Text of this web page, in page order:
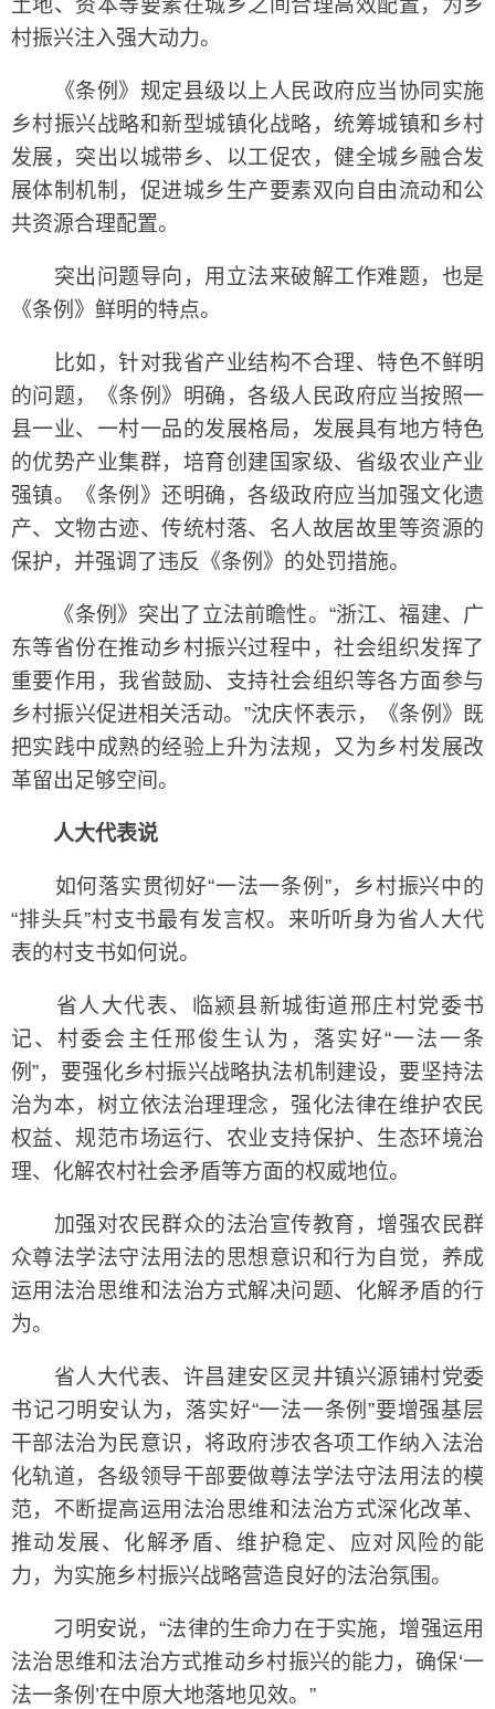
土地、资本等要素在城乡之间合理高效配置，为乡
村振兴注入强大动力。
《条例》规定县级以上人民政府应当协同实施
乡村振兴战略和新型城镇化战略，统筹城镇和乡村
发展，突出以城带乡、以工促农，健全城乡融合发
展体制机制，促进城乡生产要素双向自由流动和公
共资源合理配置。
突出问题导向，用立法来破解工作难题，也是
《条例》鲜明的特点。
比如，针对我省产业结构不合理、特色不鲜明
的问题，《条例》明确，各级人民政府应当按照一
县一业、一村一品的发展格局，发展具有地方特色
的优势产业集群，培育创建国家级、省级农业产业
强镇。《条例》还明确，各级政府应当加强文化遗
产、文物古迹、传统村落、名人故居故里等资源的
保护，并强调了违反《条例》的处罚措施。
《条例》突出了立法前瞻性。“浙江、福建、广
东等省份在推动乡村振兴过程中，社会组织发挥了
重要作用，我省鼓励、支持社会组织等各方面参与
乡村振兴促进相关活动。”沈庆怀表示，《条例》既
把实践中成熟的经验上升为法规，又为乡村发展改
革留出足够空间。
人大代表说
如何落实贯彻好“一法一条例”，乡村振兴中的
“排头兵”村支书最有发言权。来听听身为省人大代
表的村支书如何说。
省人大代表、临颍县新城街道邢庄村党委书
记、村委会主任邢俊生认为，落实好“一法一条
例”，要强化乡村振兴战略执法机制建设，要坚持法
治为本，树立依法治理理念，强化法律在维护农民
权益、规范市场运行、农业支持保护、生态环境治
理、化解农村社会矛盾等方面的权威地位。
加强对农民群众的法治宣传教育，增强农民群
众尊法学法守法用法的思想意识和行为自觉，养成
运用法治思维和法治方式解决问题、化解矛盾的行
为。
省人大代表、许昌建安区灵井镇兴源铺村党委
书记刁明安认为，落实好“一法一条例”要增强基层
干部法治为民意识，将政府涉农各项工作纳入法治
化轨道，各级领导干部要做尊法学法守法用法的模
范，不断提高运用法治思维和法治方式深化改革、
推动发展、化解矛盾、维护稳定、应对风险的能
力，为实施乡村振兴战略营造良好的法治氛围。
刁明安说，“法律的生命力在于实施，增强运用
法治思维和法治方式推动乡村振兴的能力，确保‘一
法一条例’在中原大地落地见效。”